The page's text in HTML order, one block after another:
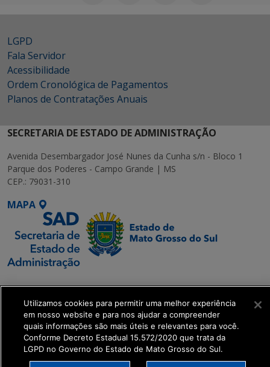
LGPD
Fala Servidor
Acessibilidade
Ordem Cronológica de Pagamentos
Planos de Contratações Anuais
SECRETARIA DE ESTADO DE ADMINISTRAÇÃO
Avenida Desembargador José Nunes da Cunha s/n - Bloco 1
Parque dos Poderes - Campo Grande | MS
CEP.: 79031-310
MAPA
SETDIG | Secretaria-
Executiva de
Transformação Digital
get_footer();
Utilizamos cookies para permitir uma melhor experiência
em nosso website e para nos ajudar a compreender
quais informações são mais úteis e relevantes para você.
Conforme Decreto Estadual 15.572/2020 que trata da
LGPD no Governo do Estado de Mato Grosso do Sul.